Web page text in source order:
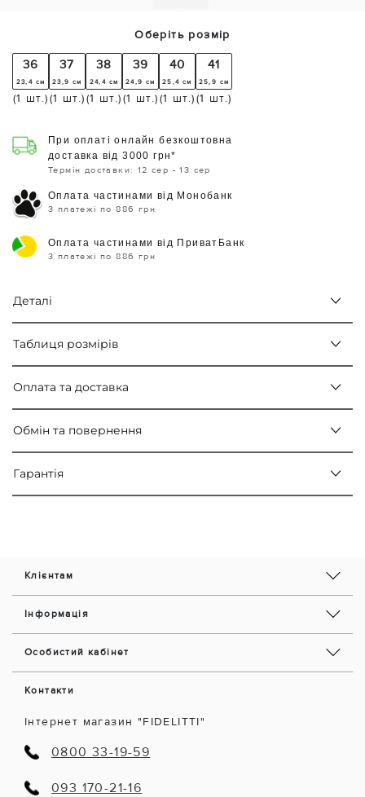
Оберіть розмір
36
23,4 см
(1 шт.)
37
23,9 см
(1 шт.)
38
24,4 см
(1 шт.)
39
24,9 см
(1 шт.)
40
25,4 см
(1 шт.)
41
25,9 см
(1 шт.)
При оплаті онлайн безкоштовна
доставка від 3000 грн*
Термін доставки: 12 сер - 13 сер
Оплата частинами від Монобанк
3 платежі по 886 грн
Оплата частинами від ПриватБанк
3 платежі по 886 грн
Деталі
Таблиця розмірів
Оплата та доставка
Обмін та повернення
Гарантія
Клієнтам
Інформація
Особистий кабінет
Контакти
Інтернет магазин "FIDELITTI"
0800 33-19-59
093 170-21-16